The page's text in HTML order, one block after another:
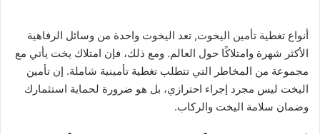
أنواع تغطية تأمين اليخوت, تعد اليخوت واحدة من وسائل الرفاهية
الأكثر شهرة وامتلاكًا حول العالم. ومع ذلك، فإن امتلاك يخت يأتي مع
مجموعة من المخاطر التي تتطلب تغطية تأمينية شاملة. إن تأمين
اليخت ليس مجرد إجراء احترازي، بل هو ضرورة لحماية استثمارك
وضمان سلامة اليخت والركاب.